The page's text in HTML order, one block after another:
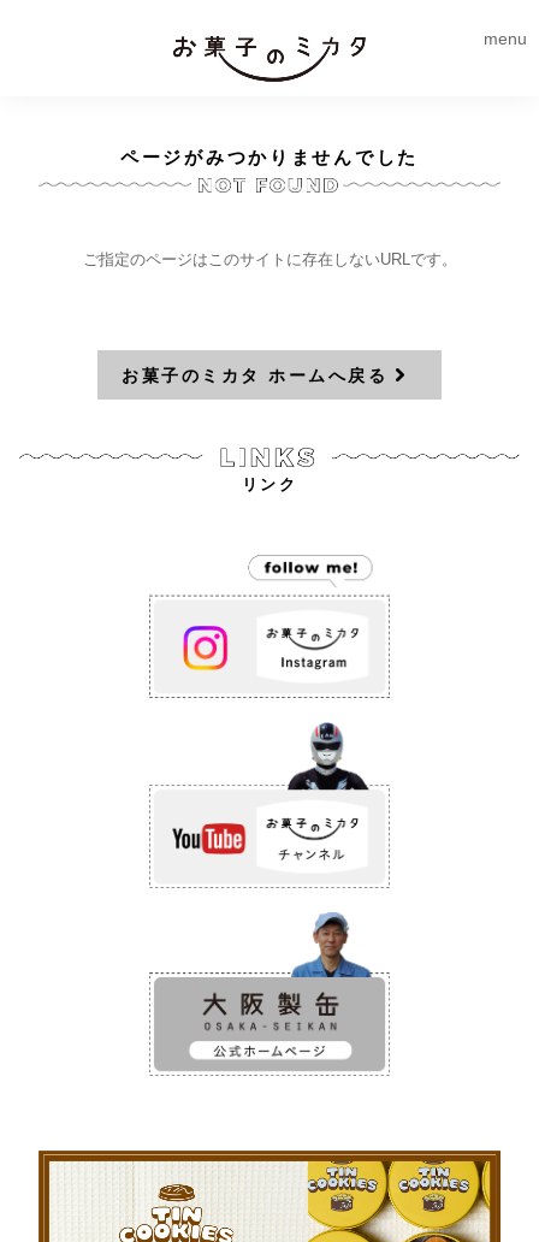
menu
ページがみつかりませんでした
ご指定のページはこのサイトに存在しないURLです。
お菓子のミカタ ホームへ戻る
リンク